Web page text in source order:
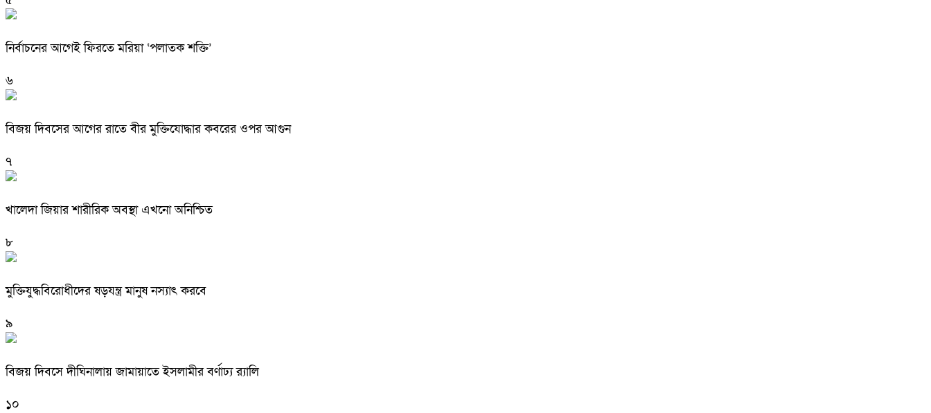
নির্বাচনের আগেই ফিরতে মরিয়া ‘পলাতক শক্তি’
৬
বিজয় দিবসের আগের রাতে বীর মুক্তিযোদ্ধার কবরের ওপর আগুন
৭
খালেদা জিয়ার শারীরিক অবস্থা এখনো অনিশ্চিত
৮
মুক্তিযুদ্ধবিরোধীদের ষড়যন্ত্র মানুষ নস্যাৎ করবে
৯
বিজয় দিবসে দীঘিনালায় জামায়াতে ইসলামীর বর্ণাঢ্য র‍্যালি
১০